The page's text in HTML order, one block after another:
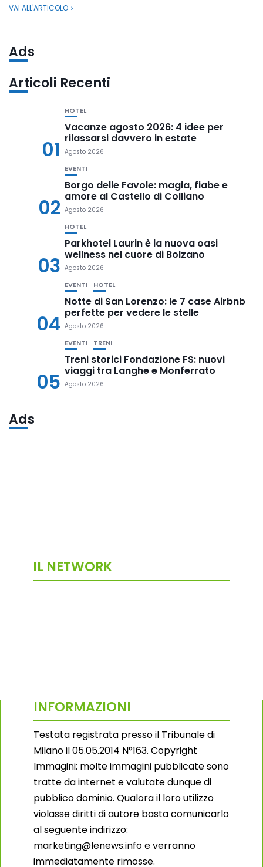
VAI ALL'ARTICOLO
Ads
Articoli Recenti
01
HOTEL
Vacanze agosto 2026: 4 idee per
rilassarsi davvero in estate
Agosto 2026
02
EVENTI
Borgo delle Favole: magia, fiabe e
amore al Castello di Colliano
Agosto 2026
03
HOTEL
Parkhotel Laurin è la nuova oasi
wellness nel cuore di Bolzano
Agosto 2026
04
EVENTI HOTEL
Notte di San Lorenzo: le 7 case Airbnb
perfette per vedere le stelle
Agosto 2026
05
EVENTI TRENI
Treni storici Fondazione FS: nuovi
viaggi tra Langhe e Monferrato
Agosto 2026
Ads
IL NETWORK
INFORMAZIONI
Testata registrata presso il Tribunale di
Milano il 05.05.2014 N°163. Copyright
Immagini: molte immagini pubblicate sono
tratte da internet e valutate dunque di
pubblico dominio. Qualora il loro utilizzo
violasse diritti di autore basta comunicarlo
al seguente indirizzo:
marketing@lenews.info e verranno
immediatamente rimosse.